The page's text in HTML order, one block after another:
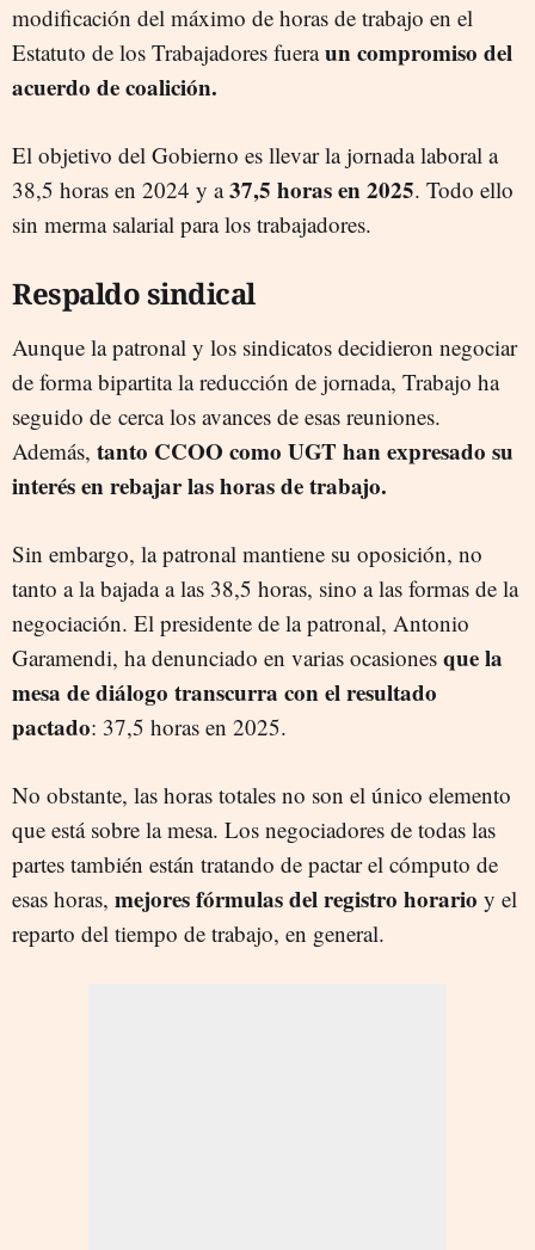
modificación del máximo de horas de trabajo en el
Estatuto de los Trabajadores fueraun compromiso del
acuerdo de coalición.
El objetivo del Gobierno es llevar la jornada laboral a
38,5 horas en 2024 y a37,5 horas en 2025. Todo ello
sin merma salarial para los trabajadores.
Respaldo sindical
Aunque la patronal y los sindicatos decidieron negociar
de forma bipartita la reducción de jornada, Trabajo ha
seguido de cerca los avances de esas reuniones.
Además, tanto CCOO como UGT han expresado su
interés en rebajar las horas de trabajo.
Sin embargo, la patronal mantiene su oposición, no
tanto a la bajada a las 38,5 horas, sino a las formas de la
negociación. El presidente de la patronal, Antonio
Garamendi, ha denunciado en varias ocasiones que la
mesa de diálogo transcurra con el resultado
pactado: 37,5 horas en 2025.
No obstante, las horas totales no son el único elemento
que está sobre la mesa. Los negociadores de todas las
partes también están tratando de pactar el cómputo de
esas horas, mejores fórmulas del registro horario y el
reparto del tiempo de trabajo, en general.